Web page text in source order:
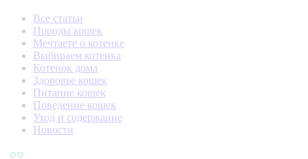
Все статьи
Породы кошек
Мечтаете о котенке
Выбираем котенка
Котенок дома
Здоровье кошек
Питание кошек
Поведение кошек
Уход и содержание
Новости